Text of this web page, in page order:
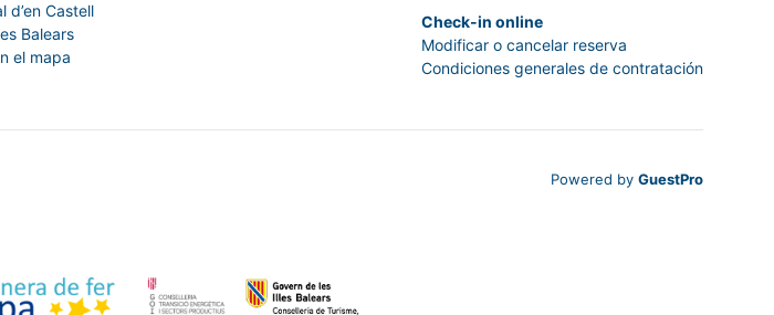
d’en Castell
Balears
el mapa
Check-in online
Modificar o cancelar reserva
Condiciones generales de contratación
Powered by GuestPro